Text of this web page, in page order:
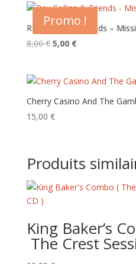
Promo !
Ray Collins & Friends –
8,00€ Le
était :
8,00 €.
5,00 €Le
est :
5,00 €.
Cherry Casino And The
15,00 €
Produits
King Baker’s
The Crest